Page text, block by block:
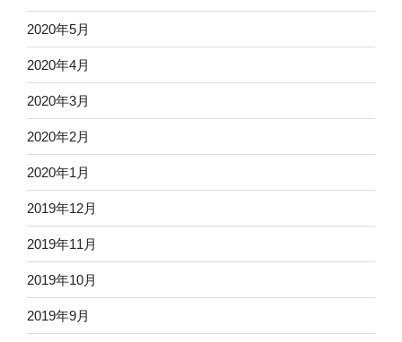
2020年5月
2020年4月
2020年3月
2020年2月
2020年1月
2019年12月
2019年11月
2019年10月
2019年9月